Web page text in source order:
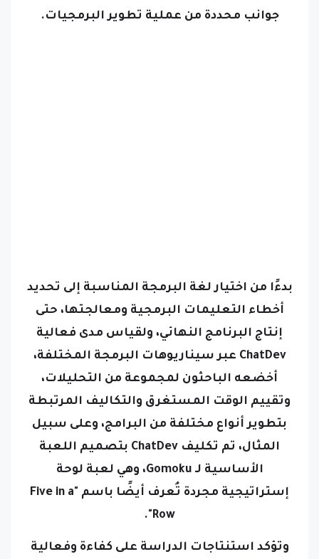
أخطاء التعليمات البرمجية ومعالجتها، حتى
إنتاج البرنامج النهائي،ولقياس مدى فعالية
ChatDev عبر سيناريوهات البرمجة المختلفة،
أخضعه الباحثون لمجموعة من التحليلات،
وتقييم الوقت المستغرق والتكاليف المرتبطة
بتطوير أنواع مختلفة من البرامج، وعلى سبيل
المثال، تم تكليف ChatDev بتصميم اللعبة
الأساسية لـ Gomoku، وهي لعبة لوحة
إستراتيجية مجردة تُعرف أيضًا باسم "Five in a
Row".
عمليات تطوير البرمجيات الآلية التي يقودها